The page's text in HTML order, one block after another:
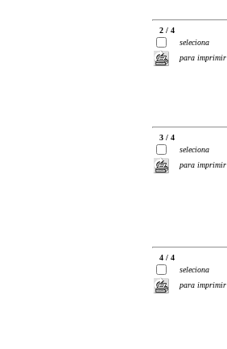
2 / 4
seleciona
para imprimir
3 / 4
seleciona
para imprimir
4 / 4
seleciona
para imprimir